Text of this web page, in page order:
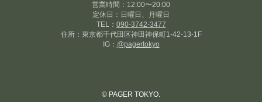
営業時間：12:00〜20:00
定休日：日曜日、月曜日
TEL： 090-3742-3477
住所：東京都千代田区神田神保町1-42-13-1F
IG： @pagertokyo
© PAGER TOKYO.